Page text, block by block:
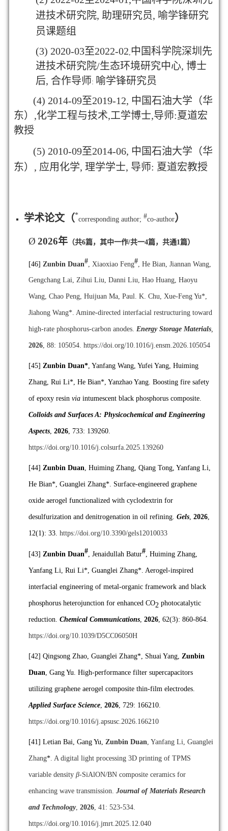
进技术研究院, 助理研究员, 喻学锋研究
员课题组
(3) 2020-03至2022-02 中国科学院深圳先
进技术研究院/生态环境研究中心, 博士
后, 合作导师: 喻学锋研究员
(4) 2014-09至2019-12, 中国石油大学（华
东）,化学工程与技术,工学博士,导师:夏道宏
教授
(5) 2010-09至2014-06, 中国石油大学（华
东） , 应用化学, 理学学士, 导师: 夏道宏教授
学术论文（*
corresponding author; #co-author）
Ø 2026年（共6篇，其中一作/共一4篇，共通1篇）
[46] Zunbin Duan#, Xiaoxiao Feng#, He Bian, Jiannan Wang,
Gengchang Lai, Zihui Liu, Danni Liu, Hao Huang, Haoyu
Wang, Chao Peng, Huijuan Ma, Paul. K. Chu, Xue-Feng Yu*,
Jiahong Wang*. Amine-directed interfacial restructuring toward
high-rate phosphorus-carbon anodes. Energy Storage Materials,
2026, 88: 105054. https://doi.org/10.1016/j.ensm.2026.105054
[45] Zunbin Duan*, Yanfang Wang, Yufei Yang, Huiming
Zhang, Rui Li*, He Bian*, Yanzhao Yang. Boosting fire safety
of epoxy resin viaintumescent black phosphorus composite.
Colloids and Surfaces A: Physicochemical and Engineering
Aspects, 2026, 733: 139260.
https://doi.org/10.1016/j.colsurfa.2025.139260
[44] Zunbin Duan, Huiming Zhang, Qiang Tong, Yanfang Li,
He Bian*, Guanglei Zhang*. Surface-engineered graphene
oxide aerogel functionalized with cyclodextrin for
desulfurization and denitrogenation in oil refining. Gels, 2026,
12(1): 33. https://doi.org/10.3390/gels12010033
[43] Zunbin Duan#, Jenaidullah Batur#, Huiming Zhang,
Yanfang Li, Rui Li*, Guanglei Zhang*. Aerogel-inspired
interfacial engineering of metal-organic framework and black
phosphorus heterojunction for enhanced CO2 photocatalytic
reduction. Chemical Communications, 2026, 62(3): 860-864.
https://doi.org/10.1039/D5CC06050H
[42] Qingsong Zhao, Guanglei Zhang*, Shuai Yang, Zunbin
Duan , Gang Yu. High-performance filter supercapacitors
utilizing graphene aerogel composite thin-film electrodes.
Applied Surface Science, 2026, 729: 166210.
https://doi.org/10.1016/j.apsusc.2026.166210
[41] Letian Bai, Gang Yu, Zunbin Duan , Yanfang Li, Guanglei
Zhang*. A digital light processing 3D printing of TPMS
variable density β-SiAlON/BN composite ceramics for
enhancing wave transmission. Journal of Materials Research
and Technology, 2026, 41: 523-534.
https://doi.org/10.1016/j.jmrt.2025.12.040